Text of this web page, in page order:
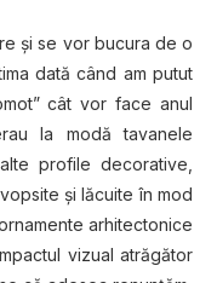
şi se vor bucura de o
dată când am putut
cât vor face anul
la modă tavanele
profile decorative,
şi lăcuite în mod
arhitectonice
vizual atrăgător